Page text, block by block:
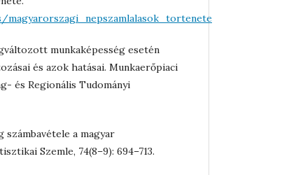
munkaképesség esetén
és azok hatásai. Munkaerőpiaci
és Regionális Tudományi
számbavétele a magyar
Szemle, 74(8–9): 694–713.